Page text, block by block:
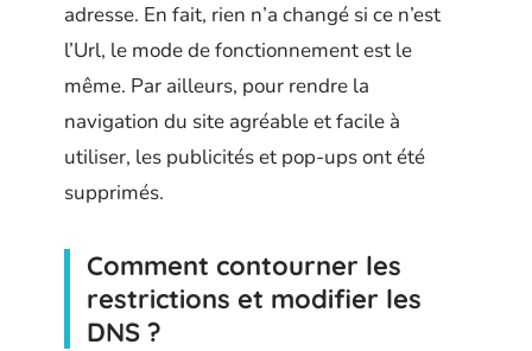
adresse. En fait, rien n’a changé si ce n’est
l’Url, le mode de fonctionnement est le
même. Par ailleurs, pour rendre la
navigation du site agréable et facile à
utiliser, les publicités et pop-ups ont été
supprimés.
Comment contourner les
restrictions et modifier les
DNS ?